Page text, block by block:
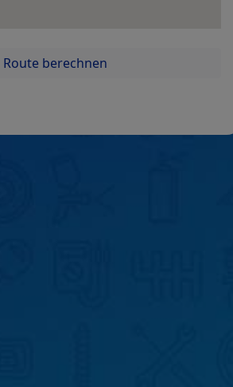
Route berechnen